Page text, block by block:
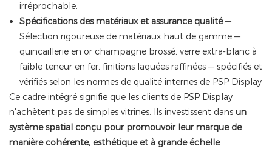
irréprochable.
Spécifications des matériaux et assurance qualité—
Sélection rigoureuse de matériaux haut de gamme —
quincaillerie en or champagne brossé, verre extra-blanc à
faible teneur en fer, finitions laquées raffinées — spécifiés et
vérifiés selon les normes de qualité internes de PSP Display
Ce cadre intégré signifie que les clients de PSP Display
n'achètent pas de simples vitrines. Ils investissent dans un
système spatial conçu pour promouvoir leur marque de
manière cohérente, esthétique et à grande échelle.